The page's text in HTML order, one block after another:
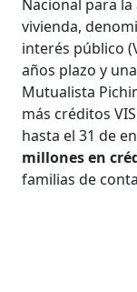
Nacional para
vivienda,
interés público
años plazo y
Mutualista
más créditos
hasta el 31 de
millones en
familias de